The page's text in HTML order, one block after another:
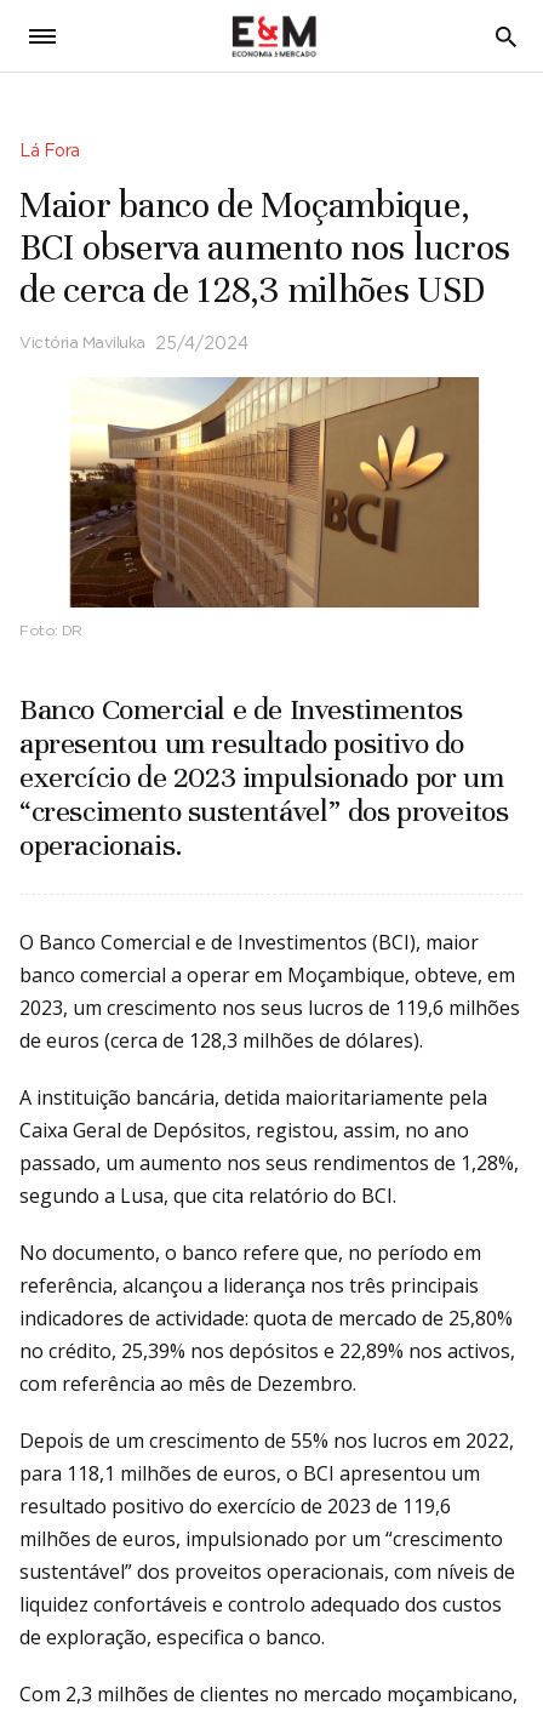
5
Lá Fora
Maior banco de Moçambique,
BCI observa aumento nos lucros
de cerca de 128,3 milhões USD
Victória Maviluka 25/4/2024
Foto: DR
Banco Comercial e de Investimentos
apresentou um resultado positivo do
exercício de 2023 impulsionado por um
“crescimento sustentável” dos proveitos
operacionais.
O Banco Comercial e de Investimentos (BCI), maior
banco comercial a operar em Moçambique, obteve, em
2023, um crescimento nos seus lucros de 119,6 milhões
de euros (cerca de 128,3 milhões de dólares).
A instituição bancária, detida maioritariamente pela
Caixa Geral de Depósitos, registou, assim, no ano
passado, um aumento nos seus rendimentos de 1,28%,
segundo a Lusa, que cita relatório do BCI.
No documento, o banco refere que, no período em
referência, alcançou a liderança nos três principais
indicadores de actividade: quota de mercado de 25,80%
no crédito, 25,39% nos depósitos e 22,89% nos activos,
com referência ao mês de Dezembro.
Depois de um crescimento de 55% nos lucros em 2022,
para 118,1 milhões de euros, o BCI apresentou um
resultado positivo do exercício de 2023 de 119,6
milhões de euros, impulsionado por um “crescimento
sustentável” dos proveitos operacionais, com níveis de
liquidez confortáveis e controlo adequado dos custos
de exploração, especifica o banco.
Com 2,3 milhões de clientes no mercado moçambicano,